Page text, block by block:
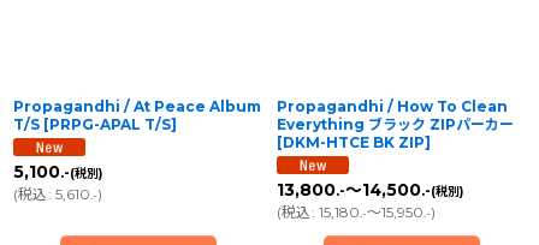
Propagandhi / At Peace Album
T/S [PRPG-APAL T/S]
5,100.-(税別)
(税込: 5,610.-)
Propagandhi / How To Clean
Everything ブラック ZIPパーカー
[DKM-HTCE BK ZIP]
13,800.-～14,500.-(税別)
(税込: 15,180.-～15,950.-)